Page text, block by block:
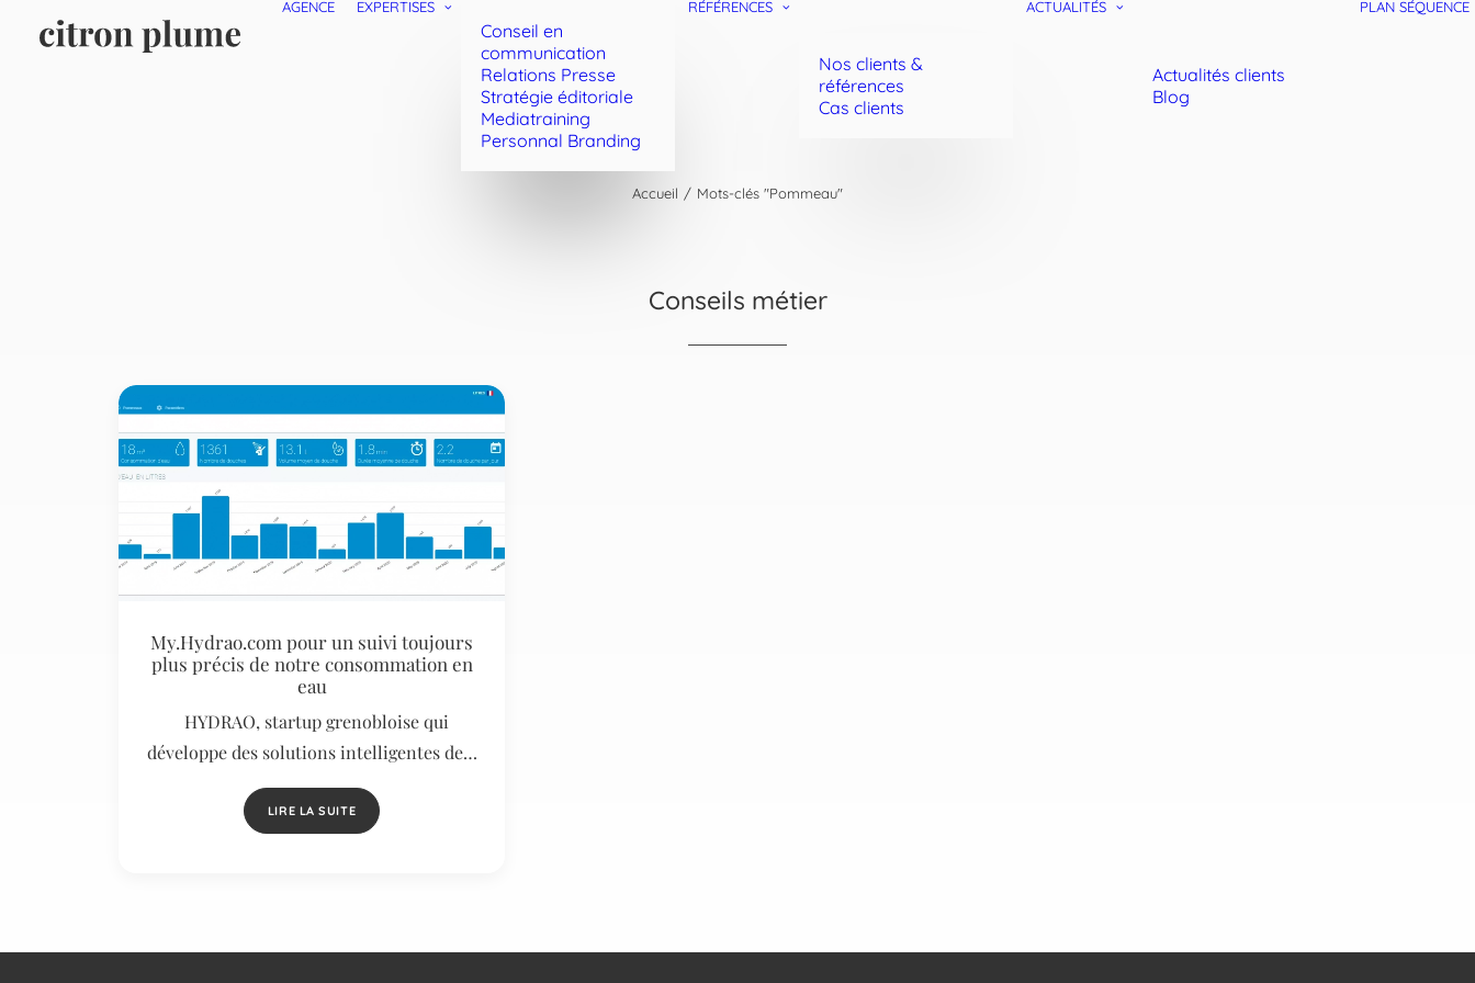
AGENCE EXPERTISES
Conseil en
communication
Relations Presse
Stratégie éditoriale
Mediatraining
Personnal Branding
RÉFÉRENCES
Nos clients &
références
Cas clients
ACTUALITÉS
Actualités clients
Blog
PLAN SÉQUENCE
Accueil Mots-clés "Pommeau"
Conseils métier
My.Hydrao.com pour un suivi toujours
plus précis de notre consommation en
eau
HYDRAO, startup grenobloise qui
développe des solutions intelligentes de…
LIRE LA SUITE